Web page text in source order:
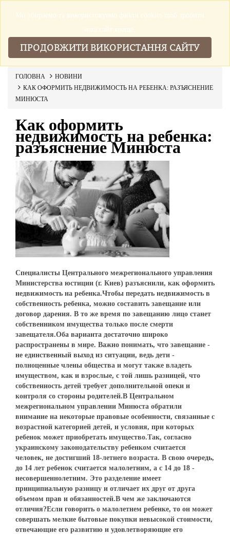
ГОЛОВНА
НОВИНИ
КАК ОФОРМИТЬ НЕДВИЖИМОСТЬ НА РЕБЕНКА: РАЗЪЯСНЕНИЕ
МИНЮСТА
Как оформить
недвижимость на ребенка:
разъяснение Минюста
Специалисты Центрального межрегионального управления
Министерства юстиции (г. Киев) разъяснили, как оформить
недвижимость на ребенка.Чтобы передать недвижимость в
собственность ребенка, можно составить завещание или
договор дарения. В то же время по завещанию лицо станет
собственником имущества только после смерти
завещателя.Оба варианта достаточно широко
распространены в мире. Важно понимать, что завещание -
не единственный выход из ситуации, ведь дети -
полноценные члены общества и могут также владеть
имуществом, как и взрослые, с той лишь разницей, что
собственность детей требует дополнительной опеки и
контроля со стороны родителей.В Центральном
межрегиональном управлении Минюста обратили
внимание на некоторые правовые особенности, связанные с
возрастной категорией детей, и условия, при которых
ребенок может приобретать имущество.Так, согласно
украинскому законодательству ребенком считается
человек, не достигший 18-летнего возраста. В свою очередь,
до 14 лет ребенок считается малолетним, а с 14 до 18 -
несовершеннолетним. Это разделение имеет
принципиальную разницу и отличает их друг от друга
объемом прав и обязанностей.В чем же заключаются
отличия?Если говорить о малолетнем ребенке, то он может
совершать мелкие бытовые покупки невысокой стоимости,
отвечающие его развитию и удовлетворяющие его
Ми збираемо та використовуемо файли cookies щоб зробити
наш сайт краще.
ПРОДОВЖИТИ ВИКОРИСТАННЯ САЙТУ